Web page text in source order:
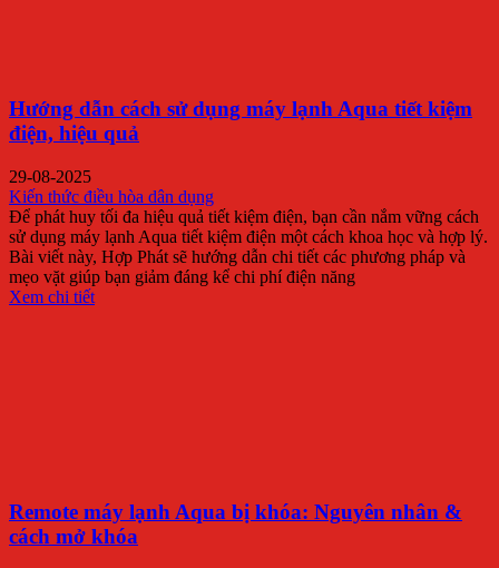
Hướng dẫn cách sử dụng máy lạnh Aqua tiết kiệm
điện, hiệu quả
29-08-2025
Kiến thức điều hòa dân dụng
Để phát huy tối đa hiệu quả tiết kiệm điện, bạn cần nắm vững cách
sử dụng máy lạnh Aqua tiết kiệm điện một cách khoa học và hợp lý.
Bài viết này, Hợp Phát sẽ hướng dẫn chi tiết các phương pháp và
mẹo vặt giúp bạn giảm đáng kể chi phí điện năng
Xem chi tiết
Remote máy lạnh Aqua bị khóa: Nguyên nhân &
cách mở khóa